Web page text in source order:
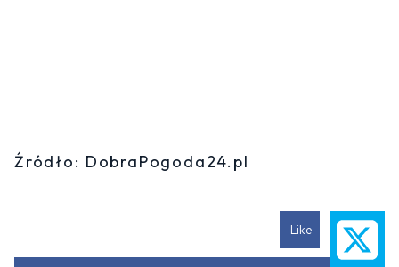
Źródło: DobraPogoda24.pl
Like